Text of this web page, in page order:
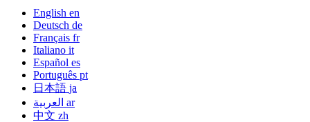
English en
Deutsch de
Français fr
Italiano it
Español es
Português pt
日本語 ja
ar
中文 zh